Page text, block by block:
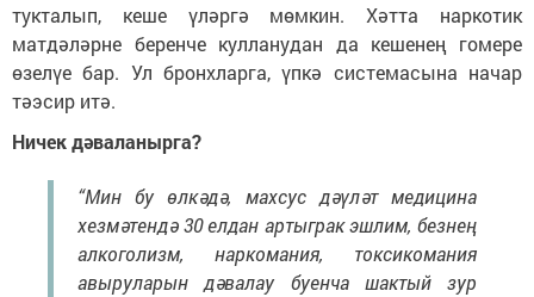
тукталып, кеше үләргә мөмкин. Хәтта наркотик
матдәләрне беренче кулланудан да кешенең гомере
өзелүе бар. Ул бронхларга, үпкә системасына начар
тәэсир итә.
Ничек дәваланырга?
“Мин бу өлкәдә, махсус дәүләт медицина
хезмәтендә 30 елдан артыграк эшлим, безнең
алкоголизм, наркомания, токсикомания
авыруларын дәвалау буенча шактый зур